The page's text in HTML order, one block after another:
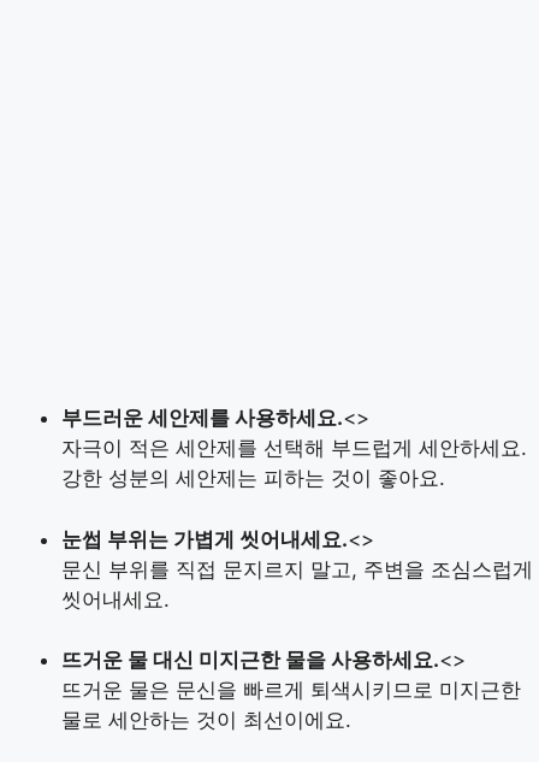
부드러운 세안제를 사용하세요.<>
자극이 적은 세안제를 선택해 부드럽게 세안하세요.
강한 성분의 세안제는 피하는 것이 좋아요.
눈썹 부위는 가볍게 씻어내세요.<>
문신 부위를 직접 문지르지 말고, 주변을 조심스럽게
씻어내세요.
뜨거운 물 대신 미지근한 물을 사용하세요.<>
뜨거운 물은 문신을 빠르게 퇴색시키므로 미지근한
물로 세안하는 것이 최선이에요.